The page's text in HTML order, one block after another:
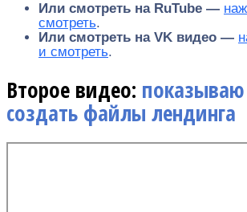
Или смотреть на RuTube —
смотреть.
Или смотреть на VK видео —
и смотреть.
Второе видео:
создать файлы лендинга